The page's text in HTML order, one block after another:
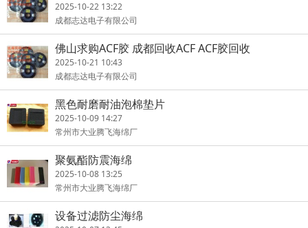
2025-10-22 13:22
成都志达电子有限公司
佛山求购ACF胶 成都回收ACF ACF胶回收
2025-10-21 10:43
成都志达电子有限公司
黑色耐磨耐油泡棉垫片
2025-10-09 14:27
常州市大业腾飞海绵厂
聚氨酯防震海绵
2025-10-08 13:25
常州市大业腾飞海绵厂
设备过滤防尘海绵